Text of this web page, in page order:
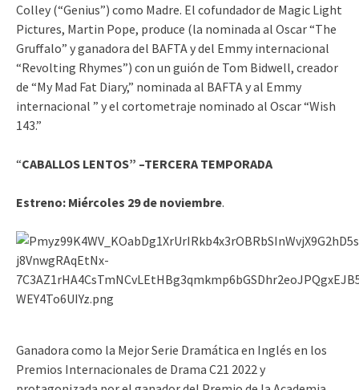
Colley (“Genius”) como Madre. El cofundador de Magic Light
Pictures, Martin Pope, produce (la nominada al Oscar “The
Gruffalo” y ganadora del BAFTA y del Emmy internacional
“Revolting Rhymes”) con un guión de Tom Bidwell, creador
de “My Mad Fat Diary,” nominada al BAFTA y al Emmy
internacional ” y el cortometraje nominado al Oscar “Wish
143.”
“CABALLOS LENTOS” –TERCERA TEMPORADA
Estreno: Miércoles 29 de noviembre.
Ganadora como la Mejor Serie Dramática en Inglés en los
Premios Internacionales de Drama C21 2022 y